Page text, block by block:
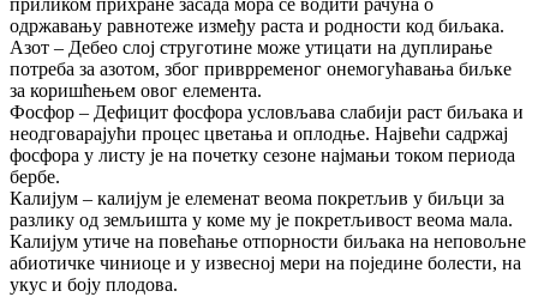
приликом прихране засада мора се водити рачуна о
одржавању равнотеже између раста и родности код биљака.
Азот – Дебео слој струготине може утицати на дуплирање
потреба за азотом, због приврременог онемогућавања биљке
за коришћењем овог елемента.
Фосфор – Дефицит фосфора условљава слабији раст биљака и
неодговарајући процес цветања и оплодње. Највећи садржај
фосфора у листу је на почетку сезоне најмањи током периода
бербе.
Калијум – калијум је елеменат веома покретљив у биљци за
разлику од земљишта у коме му је покретљивост веома мала.
Калијум утиче на повећање отпорности биљака на неповољне
абиотичке чиниоце и у извесној мери на поједине болести, на
укус и боју плодова.